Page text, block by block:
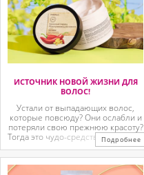
ИСТОЧНИК НОВОЙ ЖИЗНИ ДЛЯ
ВОЛОС!
Устали от выпадающих волос,
которые повсюду? Они ослабли и
потеряли свою прежнюю красоту?
Тогда это чудо-средство точно для
тебя.Верните здоровый вид и
ухоженность своей причёске с
помощью разогревающе-
Подробнее